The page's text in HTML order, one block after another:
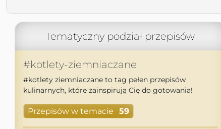
Tematyczny podział przepisów
#kotlety-ziemniaczane
#kotlety ziemniaczane to tag pełen przepisów
kulinarnych, które zainspirują Cię do gotowania!
Przepisów w temacie 59